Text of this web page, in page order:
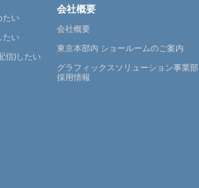
たい
たい
信)したい
会社概要
会社概要
東京本部内 ショールームのご案内
グラフィックスソリューション事業部
採用情報